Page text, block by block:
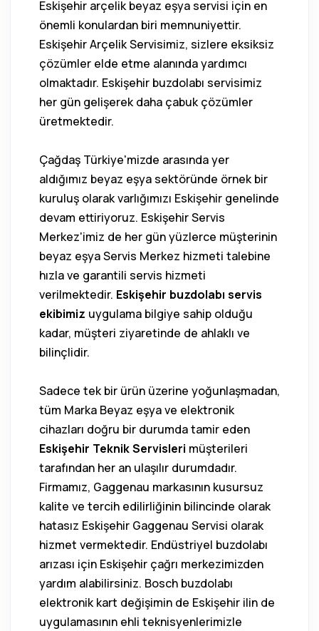
Eskişehir arçelik beyaz eşya servisi için en
önemli konulardan biri memnuniyettir.
Eskişehir Arçelik Servisimiz, sizlere eksiksiz
çözümler elde etme alanında yardımcı
olmaktadır. Eskişehir buzdolabı servisimiz
her gün gelişerek daha çabuk çözümler
üretmektedir.
Çağdaş Türkiye'mizde arasında yer
aldığımız beyaz eşya sektöründe örnek bir
kuruluş olarak varlığımızı Eskişehir genelinde
devam ettiriyoruz. Eskişehir Servis
Merkez'imiz de her gün yüzlerce müşterinin
beyaz eşya Servis Merkez hizmeti talebine
hızla ve garantili servis hizmeti
verilmektedir. Eskişehir buzdolabı servis
ekibimiz uygulama bilgiye sahip olduğu
kadar, müşteri ziyaretinde de ahlaklı ve
bilinçlidir.
Sadece tek bir ürün üzerine yoğunlaşmadan,
tüm Marka Beyaz eşya ve elektronik
cihazları doğru bir durumda tamir eden
Eskişehir Teknik Servisleri müşterileri
tarafından her an ulaşılır durumdadır.
Firmamız, Gaggenau markasının kusursuz
kalite ve tercih edilirliğinin bilincinde olarak
hatasız Eskişehir Gaggenau Servisi olarak
hizmet vermektedir. Endüstriyel buzdolabı
arızası için Eskişehir çağrı merkezimizden
yardım alabilirsiniz. Bosch buzdolabı
elektronik kart değişimin de Eskişehir ilin de
uygulamasının ehli teknisyenlerimizle